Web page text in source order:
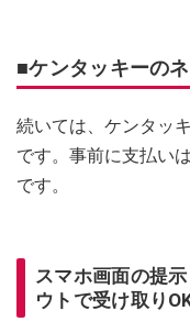
■ケンタッキーの
続いては、ケンタッ
です。事前に支払い
です。
スマホ画面の提
ウトで受け取り